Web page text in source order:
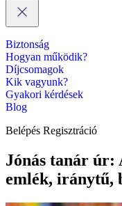
Biztonság
Hogyan működik?
Díjcsomagok
Kik vagyunk?
Gyakori kérdések
Blog
Belépés Regisztráció
Jónás tanár úr:
emlék, iránytű,